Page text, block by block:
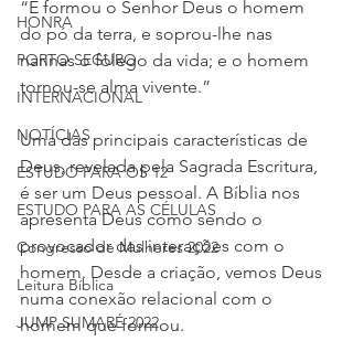
HONRA
PORTO SEGURO
INTERNACIONAL
NOTÍCIAS
ESTUDO PARA OS 12
ESTUDO PARA AS CÉLULAS
Congresso de Mulheres 2022
Leitura Bíblica
JUMP SUMARÉ 2022
“E formou o Senhor Deus o homem
do pó da terra, e soprou-lhe nas
narinas o fôlego da vida; e o homem
tornou-se alma vivente.”
Uma das principais características de
Deus, revelada pela Sagrada Escritura,
é ser um Deus pessoal. A Bíblia nos
apresenta Deus como sendo o
provocador das interações com o
homem. Desde a criação, vemos Deus
numa conexão relacional com o
homem que formou.